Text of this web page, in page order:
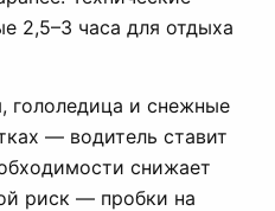
2,5–3 часа для отдыха
и снежные
— водитель ставит
снижает
риск — пробки на